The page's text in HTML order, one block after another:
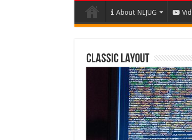
About NLJUG
Classic Layout